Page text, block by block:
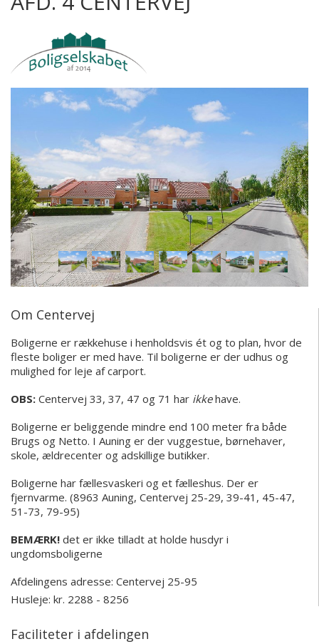
Om Centervej
Boligerne er rækkehuse i henholdsvis ét og to plan, hvor de
fleste boliger er med have. Til boligerne er der udhus og
mulighed for leje af carport.
OBS: Centervej 33, 37, 47 og 71 har ikkehave.
Boligerne er beliggende mindre end 100 meter fra både
Brugs og Netto. I Auning er der vuggestue, børnehaver,
skole, ældrecenter og adskillige butikker.
Boligerne har fællesvaskeri og et fælleshus. Der er
fjernvarme. (8963 Auning, Centervej 25-29, 39-41, 45-47,
51-73, 79-95)
BEMÆRK! det er ikke tilladt at holde husdyr i
ungdomsboligerne
Afdelingens adresse: Centervej 25-95
Husleje: kr. 2288 - 8256
Faciliteter i afdelingen